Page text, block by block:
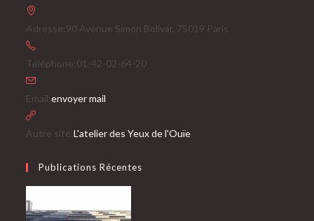
Adresse:90 Avenue Simon Bolivar, 75019 Paris
Téléphone:01-42-02-64-20
Email:envoyer mail
votre
Autre site:L'atelier des Yeux de l'Ouïe
Publications Récentes